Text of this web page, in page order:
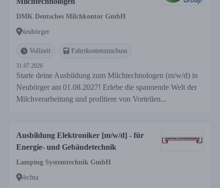
DMK Deutsches Milchkontor GmbH
Neubörger
Vollzeit Fahrtkostenzuschuss
31.07.2026
Starte deine Ausbildung zum Milchtechnologen (m/w/d) in
Neubörger am 01.08.2027! Erlebe die spannende Welt der
Milchverarbeitung und profitiere von Vorteilen...
Ausbildung Elektroniker [m/w/d] - für
Energie- und Gebäudetechnik
Lamping Systemtechnik GmbH
Vechta